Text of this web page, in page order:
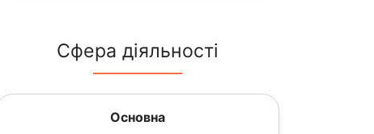
Сфера діяльності
Основна